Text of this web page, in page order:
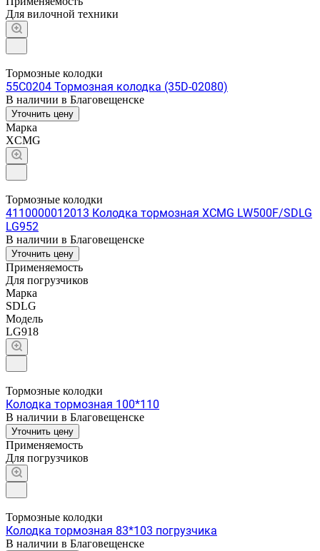
Для вилочной техники
Тормозные колодки
55C0204 Тормозная колодка (35D-02080)
В наличии в Благовещенске
Уточнить цену
Марка
XCMG
Тормозные колодки
4110000012013 Колодка тормозная XCMG LW500F/SDLG
LG952
В наличии в Благовещенске
Уточнить цену
Применяемость
Для погрузчиков
Марка
SDLG
Модель
LG918
Тормозные колодки
Колодка тормозная 100*110
В наличии в Благовещенске
Уточнить цену
Применяемость
Для погрузчиков
Тормозные колодки
Колодка тормозная 83*103 погрузчика
В наличии в Благовещенске